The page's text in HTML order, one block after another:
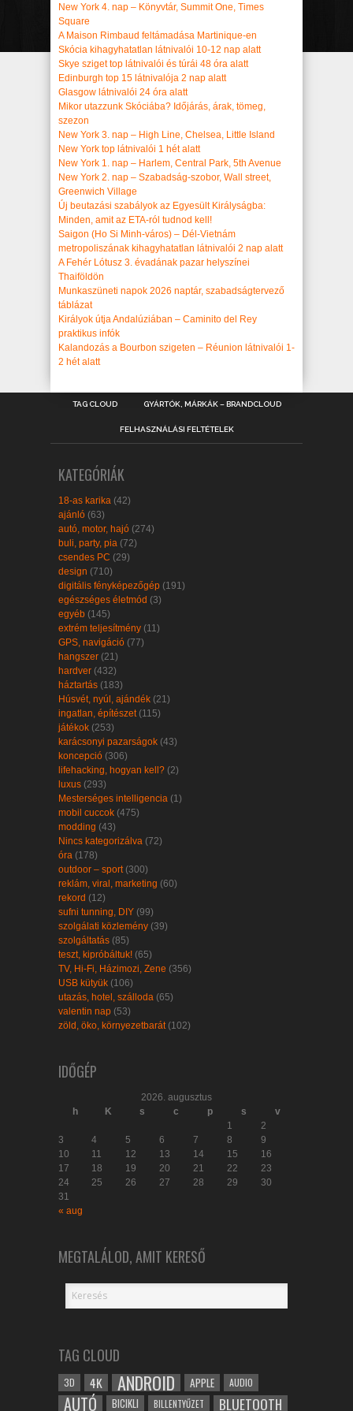
New York 4. nap – Könyvtár, Summit One, Times
Square
A Maison Rimbaud feltámadása Martinique-en
Skócia kihagyhatatlan látnivalói 10-12 nap alatt
Skye sziget top látnivalói és túrái 48 óra alatt
Edinburgh top 15 látnivalója 2 nap alatt
Glasgow látnivalói 24 óra alatt
Mikor utazzunk Skóciába? Időjárás, árak, tömeg,
szezon
New York 3. nap – High Line, Chelsea, Little Island
New York top látnivalói 1 hét alatt
New York 1. nap – Harlem, Central Park, 5th Avenue
New York 2. nap – Szabadság-szobor, Wall street,
Greenwich Village
Új beutazási szabályok az Egyesült Királyságba:
Minden, amit az ETA-ról tudnod kell!
Saigon (Ho Si Minh-város) – Dél-Vietnám
metropoliszának kihagyhatatlan látnivalói 2 nap alatt
A Fehér Lótusz 3. évadának pazar helyszínei
Thaiföldön
Munkaszüneti napok 2026 naptár, szabadságtervező
táblázat
Királyok útja Andalúziában – Caminito del Rey
praktikus infók
Kalandozás a Bourbon szigeten – Réunion látnivalói 1-
2 hét alatt
TAG CLOUD GYÁRTÓK, MÁRKÁK – BRANDCLOUD
FELHASZNÁLÁSI FELTÉTELEK
KATEGÓRIÁK
18-as karika (42)
ajánló (63)
autó, motor, hajó (274)
buli, party, pia (72)
csendes PC (29)
design (710)
digitális fényképezőgép (191)
egészséges életmód (3)
egyéb (145)
extrém teljesítmény (11)
GPS, navigáció (77)
hangszer (21)
hardver (432)
háztartás (183)
Húsvét, nyúl, ajándék (21)
ingatlan, építészet (115)
játékok (253)
karácsonyi pazarságok (43)
koncepció (306)
lifehacking, hogyan kell? (2)
luxus (293)
Mesterséges intelligencia (1)
mobil cuccok (475)
modding (43)
Nincs kategorizálva (72)
óra (178)
outdoor – sport (300)
reklám, viral, marketing (60)
rekord (12)
sufni tunning, DIY (99)
szolgálati közlemény (39)
szolgáltatás (85)
teszt, kipróbáltuk! (65)
TV, Hi-Fi, Házimozi, Zene (356)
USB kütyük (106)
utazás, hotel, szálloda (65)
valentin nap (53)
zöld, öko, környezetbarát (102)
IDŐGÉP
2026. augusztus
h
K s c p s
v
1
2
3
4 5 6 7 8
9
10
11 12 13 14 15
16
17
18 19 20 21 22
23
24
25 26 27 28 29
30
31
« aug
MEGTALÁLOD, AMIT KERESŐ
TAG CLOUD
3D 4K ANDROID APPLE AUDIO
AUTÓ BICIKLI BILLENTYŰZET BLUETOOTH